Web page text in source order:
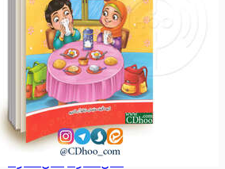
قرآن و ادعیه قرآن و
معصومین (ع)
علوم دینی علوم دینی
آثار بزرگان آثار بزرگان
حوزوی حوزوی
ادیان و فرقه ها ادیان و
آموزشی آموزشی
واژه نامه واژه نامه
کودک و نوجوان کودک و
خانواده خانواده